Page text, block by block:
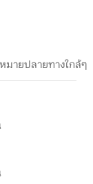
มายปลายทางใกล้ๆ